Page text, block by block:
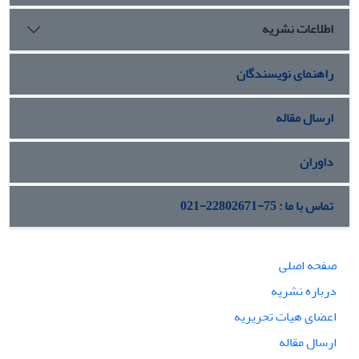
به ‏شمار می ‏آیند. اصلی ‏ترین محرک سیاست روسیه در همراهی با
پدیده تغییر اقلیم نیز به نقش گرمایش زمین در تسهیل
دسترسی به منابع طبیعی شمالگان، ایجاد مسیرهای جدید
کشتی‏رانی در شمالگان، کاهش هزینه ‏های تأمین گرما برای جمعیت
ساکن در مناطق سردسیر شمال روسیه و افزایش وسعت زمین‏های
مناسب برای کشاورزی در این مناطق بازمی‏گردد.
اطلاعات نشریه
راهنمای نویسندگان
ارسال مقاله
داوران
تماس با ما : 75-22802671-021
صفحه اصلی
درباره نشریه
اعضای هیات تحریریه
ارسال مقاله